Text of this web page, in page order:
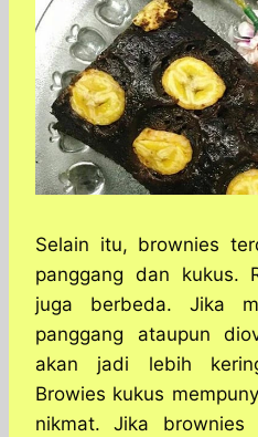
Selain itu, brownies
panggang dan kukus.
juga berbeda. Jika
panggang ataupun
akan jadi lebih
Browies kukus
nikmat. Jika